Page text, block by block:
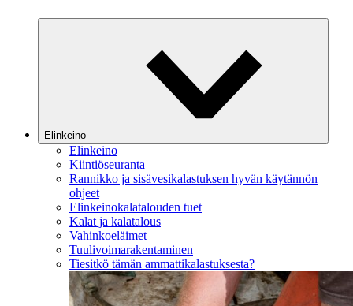
Elinkeino
Elinkeino
Kiintiöseuranta
Rannikko ja sisävesikalastuksen hyvän käytännön
ohjeet
Elinkeinokalatalouden tuet
Kalat ja kalatalous
Vahinkoeläimet
Tuulivoimarakentaminen
Tiesitkö tämän ammattikalastuksesta?